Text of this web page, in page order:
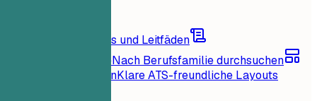
Karrieretipps und Leitfäden
LebenslaufbeispieleNach Berufsfamilie durchsuchen
Lebenslauf-VorlagenKlare ATS-freundliche Layouts